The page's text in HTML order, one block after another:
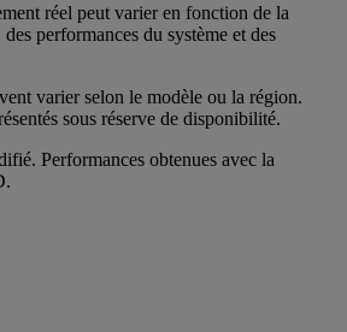
réel peut varier en fonction de la
performances du système et des
varier selon le modèle ou la région.
sous réserve de disponibilité.
Performances obtenues avec la